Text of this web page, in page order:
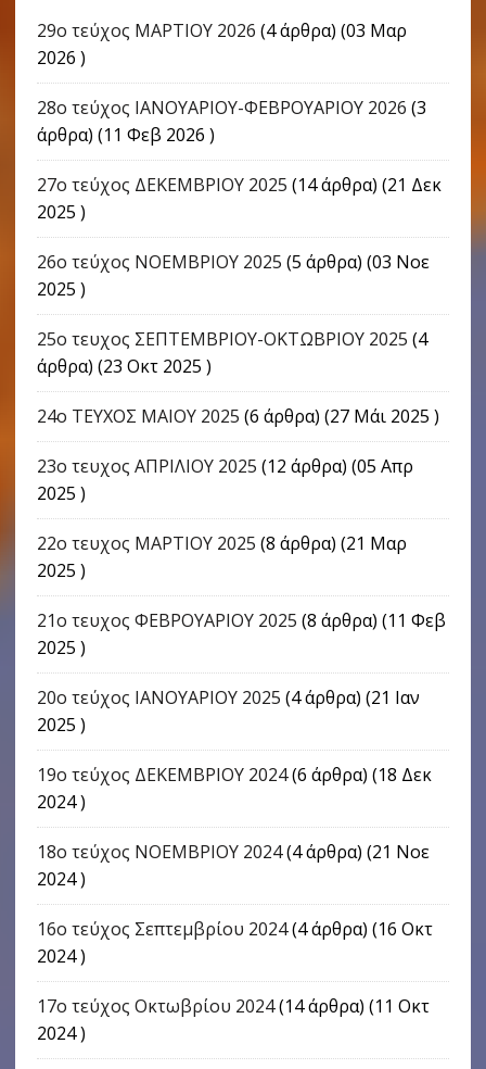
29ο τεύχος ΜΑΡΤΙΟΥ 2026 (4 άρθρα) (03 Μαρ
2026 )
28ο τεύχος ΙΑΝΟΥΑΡΙΟΥ-ΦΕΒΡΟΥΑΡΙΟΥ 2026 (3
άρθρα) (11 Φεβ 2026 )
27ο τεύχος ΔΕΚΕΜΒΡΙΟΥ 2025 (14 άρθρα) (21 Δεκ
2025 )
26ο τεύχος ΝΟΕΜΒΡΙΟΥ 2025 (5 άρθρα) (03 Νοε
2025 )
25ο τευχος ΣΕΠΤΕΜΒΡΙΟΥ-ΟΚΤΩΒΡΙΟΥ 2025 (4
άρθρα) (23 Οκτ 2025 )
24o ΤΕΥΧΟΣ ΜΑΙΟΥ 2025 (6 άρθρα) (27 Μάι 2025 )
23ο τευχος ΑΠΡΙΛΙΟΥ 2025 (12 άρθρα) (05 Απρ
2025 )
22o τευχος ΜΑΡΤΙΟΥ 2025 (8 άρθρα) (21 Μαρ
2025 )
21ο τευχος ΦΕΒΡΟΥΑΡΙΟΥ 2025 (8 άρθρα) (11 Φεβ
2025 )
20ο τεύχος ΙΑΝΟΥΑΡΙΟΥ 2025 (4 άρθρα) (21 Ιαν
2025 )
19ο τεύχος ΔΕΚΕΜΒΡΙΟΥ 2024(6 άρθρα) (18 Δεκ
2024 )
18ο τεύχος ΝΟΕΜΒΡΙΟΥ 2024(4 άρθρα) (21 Νοε
2024 )
16o τεύχος Σεπτεμβρίου 2024(4 άρθρα) (16 Οκτ
2024 )
17o τεύχος Οκτωβρίου 2024(14 άρθρα) (11 Οκτ
2024 )